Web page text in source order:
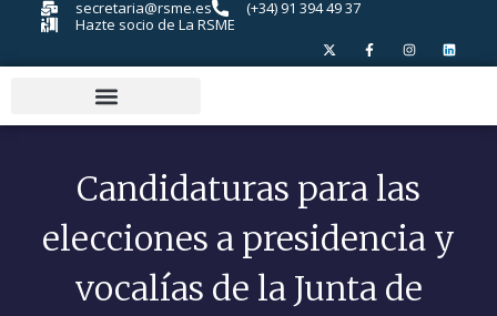
secretaria@rsme.es
(+34) 91 394 49 37
Hazte socio de La RSME
Candidaturas para las
elecciones a presidencia y
vocalías de la Junta de